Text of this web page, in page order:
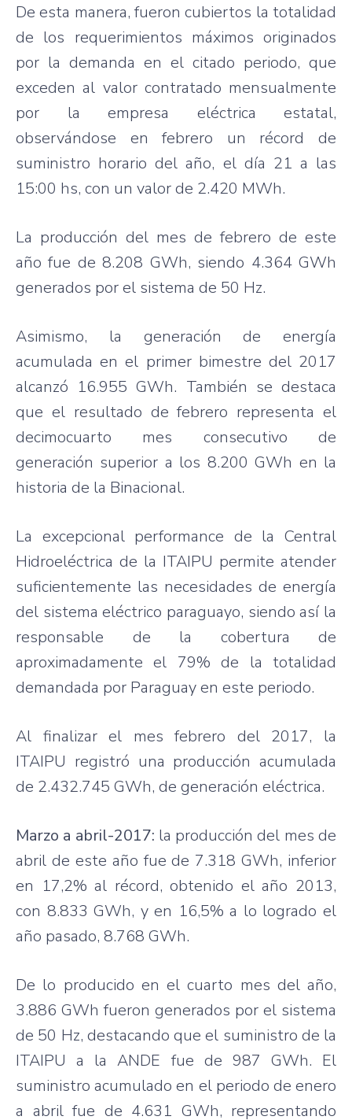
De esta manera, fueron cubiertos la totalidad
de los requerimientos máximos originados
por la demanda en el citado periodo, que
exceden al valor contratado mensualmente
por la empresa eléctrica estatal,
observándose en febrero un récord de
suministro horario del año, el día 21 a las
15:00 hs, con un valor de 2.420 MWh.
La producción del mes de febrero de este
año fue de 8.208 GWh, siendo 4.364 GWh
generados por el sistema de 50 Hz.
Asimismo, la generación de energía
acumulada en el primer bimestre del 2017
alcanzó 16.955 GWh. También se destaca
que el resultado de febrero representa el
decimocuarto mes consecutivo de
generación superior a los 8.200 GWh en la
historia de la Binacional.
La excepcional performance de la Central
Hidroeléctrica de la ITAIPU permite atender
suficientemente las necesidades de energía
del sistema eléctrico paraguayo, siendo así la
responsable de la cobertura de
aproximadamente el 79% de la totalidad
demandada por Paraguay en este periodo.
Al finalizar el mes febrero del 2017, la
ITAIPU registró una producción acumulada
de 2.432.745 GWh, de generación eléctrica.
Marzo a abril-2017: la producción del mes de
abril de este año fue de 7.318 GWh, inferior
en 17,2% al récord, obtenido el año 2013,
con 8.833 GWh, y en 16,5% a lo logrado el
año pasado, 8.768 GWh.
De lo producido en el cuarto mes del año,
3.886 GWh fueron generados por el sistema
de 50 Hz, destacando que el suministro de la
ITAIPU a la ANDE fue de 987 GWh. El
suministro acumulado en el periodo de enero
a abril fue de 4.631 GWh, representando